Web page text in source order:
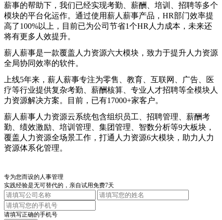
薪事的帮助下，我们已经实现考勤、薪酬、培训、招聘等多个
模块的平台化运作。通过使用薪人薪事产品， HR部门效率提
高了100%以上，目前已为公司节省1个HR 人力成本，未来还
将有更多人效提升。
薪人薪事是一款覆盖人力资源六大模块，致力于提升人力资源
全局协同效率的软件。
上线5年来，薪人薪事专注为零售、教育、互联网、广告、医
疗等行业提供复杂考勤、薪酬核算、专业人才招聘等全模块人
力资源解决方案。目前，已有17000+家客户。
薪人薪事人力资源云系统包含组织员工、招聘管理、薪酬考
勤、绩效激励、培训管理、集团管理、智数分析等9大板块，
覆盖人力资源全场景工作，打通人力资源6大模块，助力人力
资源体系化管理。
专为您而设的人事管理
实践经验是无可替代的，亲自试用免费7天
请填写正确的手机号